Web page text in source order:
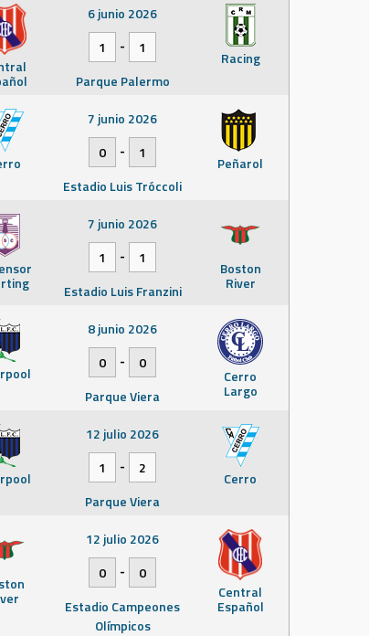
Racing
6 junio 2026
1
-
1
Parque Palermo
Peñarol
7 junio 2026
0
-
1
Estadio Luis Tróccoli
Boston
River
7 junio 2026
1
-
1
Estadio Luis Franzini
Cerro
Largo
8 junio 2026
0
-
0
Parque Viera
Cerro
12 julio 2026
1
-
2
Parque Viera
Central
Español
12 julio 2026
0
-
0
Estadio Campeones
Olímpicos